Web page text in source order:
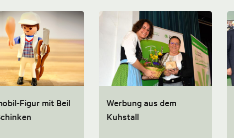
Figur mit Beil
Werbung aus dem
Kuhstall